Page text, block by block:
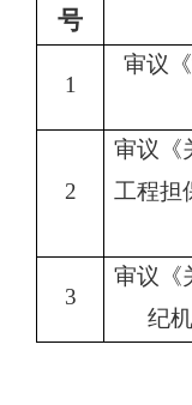
号
1
审议
2
审议《
工程担
3
审议《
纪